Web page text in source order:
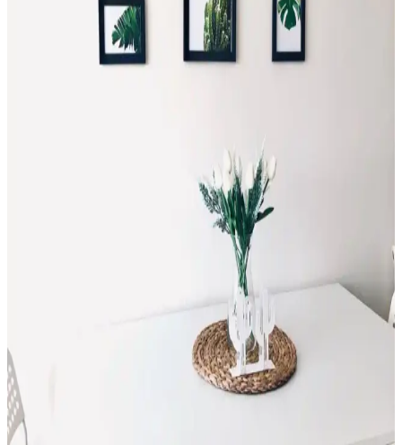
Evde Kandil Yapımı: Dekorasyon ve Mobilya İçin
Yaratıcı El İşi Projeleri
Evde kandil yapımı, kişisel dokunuşlar ve sürdürülebilir
El Yapımı Ürünlerle Dekorasyonda Sıcaklık ve
El yapımı ürünler, dekorasyonda sıcaklık ve özgünlük sağlar.
Kaliteli malzeme, tasarım uyumu ve güvenilir üretici seçimiyle
Dekorasyon ve Mobilya İçin Basit ve Şık Kolay Şal
El işi şallar, dekorasyon ve mobilyada doğal ve kişisel dokunuşlar
sağlar. Adım adım kolay şal yapımıyla yaşam alanlarınızı
güzelleştirin ve özgün tasarımlar ortaya koyun.
El Emeği Hediyelerle Dekorasyon ve Mobilyada
Özgün Tasarımlar ve İlham Kaynakları